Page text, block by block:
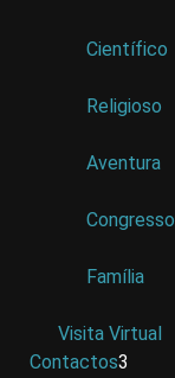
Científico
Religioso
Aventura
Congresso
Família
Visita Virtual
Contactos3